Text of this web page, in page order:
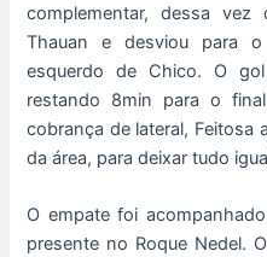
complementar, dessa
Thauan e desviou para
esquerdo de Chico. O
restando 8min para o
cobrança de lateral, Feitosa
da área, para deixar tudo
O empate foi
presente no Roque Nedel.